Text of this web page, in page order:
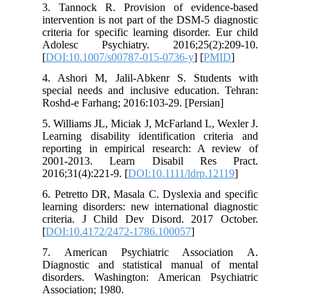
3. Tannock R. Provision of
intervention is not part of the DSM-5
criteria for specific learning disorder.
Adolesc Psychiatry.
[DOI:10.1007/s00787-015-0736-y
4. Ashori M, Jalil-Abkenr S.
special needs and inclusive
Roshd-e Farhang; 2016:103-29.
5. Williams JL, Miciak J, McFarland L,
Learning disability identification
reporting in empirical research: A
2001-2013. Learn Disabil
2016;31(4):221-9. [DOI:10.1111/
6. Petretto DR, Masala C. Dyslexia
learning disorders: new international
criteria. J Child Dev Disord. 2017
[DOI:10.4172/2472-1786.100057
7. American Psychiatric
Diagnostic and statistical manual
disorders. Washington: American